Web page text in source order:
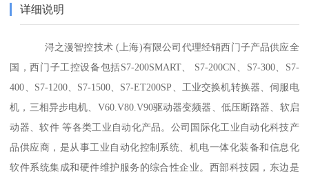
详细说明
浔之漫智控技术 (上海)有限公司代理经销西门子产品供应全
国，西门子工控设备包括S7-200SMART、 S7-200CN、S7-300、S7-
400、S7-1200、S7-1500、S7-ET200SP、工业交换机转换器、伺服电
机，三相异步电机、V60.V80.V90驱动器变频器、低压断路器、软启
动器、软件 等各类工业自动化产品。公司国际化工业自动化科技产
品供应商，是从事工业自动化控制系统、机电一体化装备和信息化
软件系统集成和硬件维护服务的综合性企业。西部科技园，东边是